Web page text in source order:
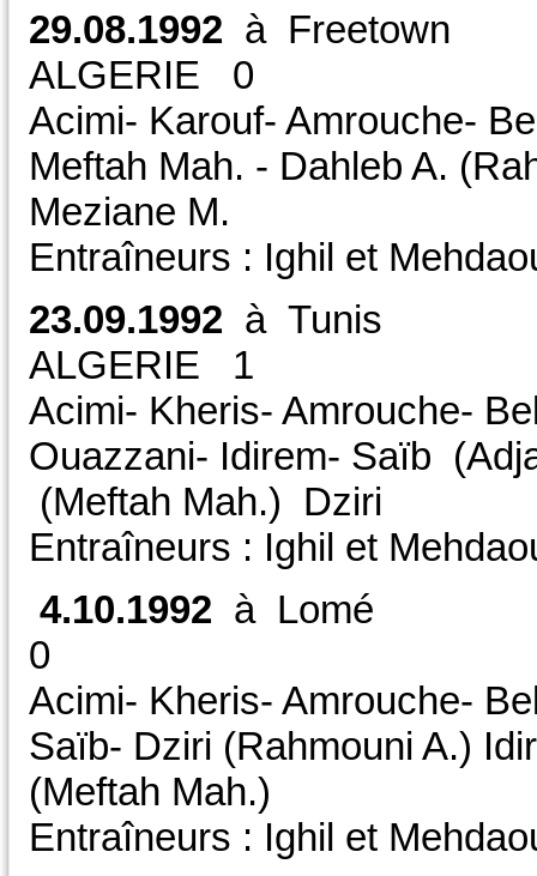
29.08.1992 à
ALGERIE 0
Acimi- Karouf- Amrouche-
Meftah Mah. - Dahleb A.
Meziane M.
Entraîneurs : Ighil et
23.09.1992 à
ALGERIE
Acimi- Kheris- Amrouche-
Ouazzani- Idirem- Saïb
(Meftah Mah.) Dziri
Entraîneurs : Ighil et
4.10.1992 à Lomé
0 CAN
Acimi- Kheris- Amrouche-
Saïb- Dziri (Rahmouni A.)
(Meftah Mah.)
Entraîneurs : Ighil et